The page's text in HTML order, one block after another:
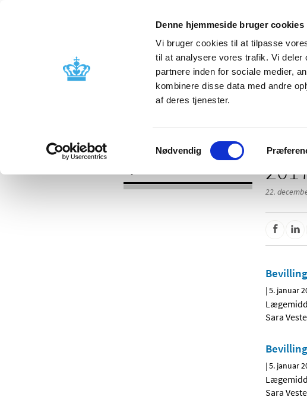
Denne hjemmeside bruger cookies
Vi bruger cookies til at tilpasse
til at analysere vores trafik. Vi deler
partnere inden for sociale medier,
kombinere disse data med andre
af deres tjenester.
Samtykkevalg
Nødvendig
Godkendelse og
Bivirkninger og
produktinformation
22.
|5. januar
Sara
|5. januar
Sara